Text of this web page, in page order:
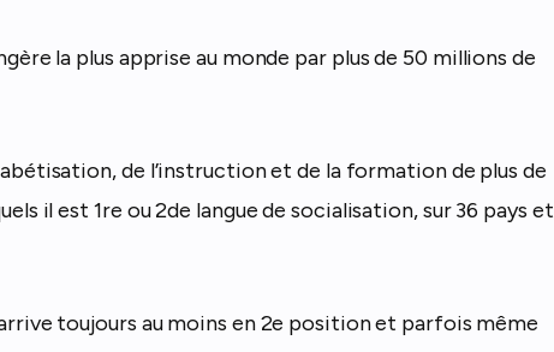
la plus apprise au monde par plus de 50 millions de
de l’instruction et de la formation de plus de
il est 1re ou 2de langue de socialisation, sur 36 pays et
toujours au moins en 2e position et parfois même